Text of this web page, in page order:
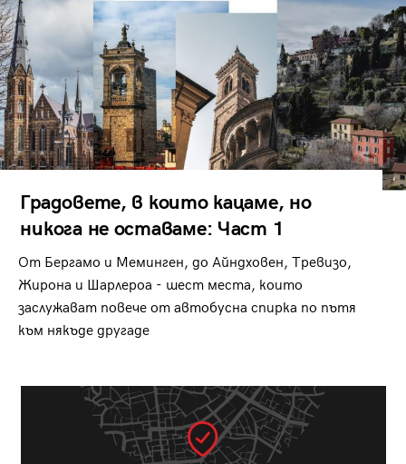
Градовете, в които кацаме, но
никога не оставаме: Част 1
От Бергамо и Меминген, до Айндховен, Тревизо,
Жирона и Шарлероа - шест места, които
заслужават повече от автобусна спирка по пътя
към някъде другаде